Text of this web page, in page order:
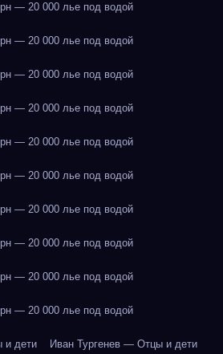
— 20 000 лье под водой
— 20 000 лье под водой
— 20 000 лье под водой
— 20 000 лье под водой
— 20 000 лье под водой
— 20 000 лье под водой
— 20 000 лье под водой
— 20 000 лье под водой
— 20 000 лье под водой
— 20 000 лье под водой
и дети Иван Тургенев — Отцы и дети